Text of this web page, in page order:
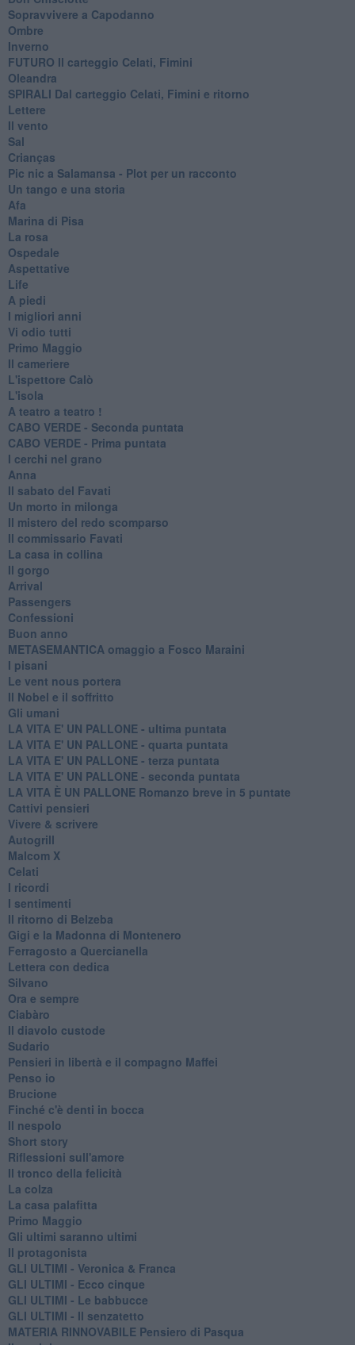
Sopravvivere a Capodanno
Ombre
Inverno
FUTURO Il carteggio Celati, Fimini
Oleandra
SPIRALI Dal carteggio Celati, Fimini e ritorno
Lettere
Il vento
Sal
Crianças
Pic nic a Salamansa - Plot per un racconto
Un tango e una storia
Afa
Marina di Pisa
La rosa
Ospedale
Aspettative
Life
A piedi
I migliori anni
Vi odio tutti
Primo Maggio
Il cameriere
L'ispettore Calò
L'isola
A teatro a teatro !
CABO VERDE - Seconda puntata
CABO VERDE - Prima puntata
I cerchi nel grano
Anna
Il sabato del Favati
Un morto in milonga
Il mistero del redo scomparso
Il commissario Favati
La casa in collina
Il gorgo
Arrival
Passengers
Confessioni
Buon anno
METASEMANTICA omaggio a Fosco Maraini
I pisani
Le vent nous portera
Il Nobel e il soffritto
Gli umani
LA VITA E' UN PALLONE - ultima puntata
LA VITA E' UN PALLONE - quarta puntata
LA VITA E' UN PALLONE - terza puntata
LA VITA E' UN PALLONE - seconda puntata
LA VITA È UN PALLONE Romanzo breve in 5 puntate
Cattivi pensieri
Vivere & scrivere
Autogrill
Malcom X
Celati
I ricordi
I sentimenti
Il ritorno di Belzeba
Gigi e la Madonna di Montenero
Ferragosto a Quercianella
Lettera con dedica
Silvano
Ora e sempre
Ciabàro
Il diavolo custode
Sudario
Pensieri in libertà e il compagno Maffei
Penso io
Brucione
Finché c'è denti in bocca
Il nespolo
Short story
Riflessioni sull'amore
Il tronco della felicità
La colza
La casa palafitta
Primo Maggio
Gli ultimi saranno ultimi
Il protagonista
GLI ULTIMI - Veronica & Franca
GLI ULTIMI - Ecco cinque
GLI ULTIMI - Le babbucce
GLI ULTIMI - Il senzatetto
MATERIA RINNOVABILE Pensiero di Pasqua